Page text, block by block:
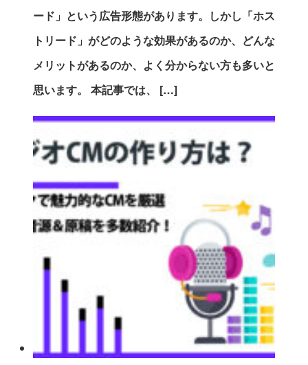
ード」という広告形態があります。しかし「ホス
トリード」がどのような効果があるのか、どんな
メリットがあるのか、よく分からない方も多いと
思います。 本記事では、 […]